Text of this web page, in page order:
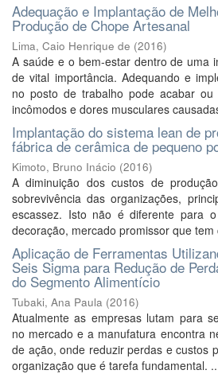
Adequação e Implantação de
Produção de Chope Artesanal
Lima, Caio Henrique de (2016)
A saúde e o bem-estar dentro de uma
de vital importância. Adequando e
no posto de trabalho pode acabar
incômodos e dores musculares
Implantação do sistema lean de
fábrica de cerâmica de pequeno
Kimoto, Bruno Inácio (2016)
A diminuição dos custos de
sobrevivência das organizações,
escassez. Isto não é diferente para
decoração, mercado promissor que tem
Aplicação de Ferramentas
Seis Sigma para Redução de
do Segmento Alimentício
Tubaki, Ana Paula (2016)
Atualmente as empresas lutam para
no mercado e a manufatura encontra
de ação, onde reduzir perdas e custos
organização que é tarefa fundamental.